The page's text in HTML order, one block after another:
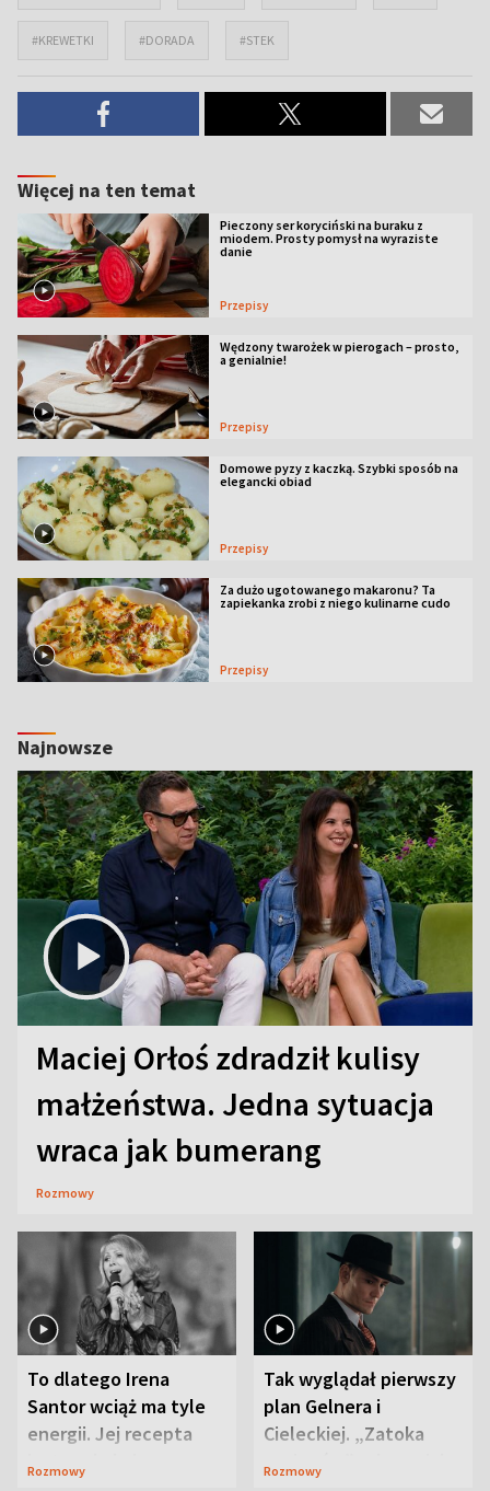
#KREWETKI #DORADA #STEK
Więcej na ten temat
Pieczony ser koryciński na buraku z
miodem. Prosty pomysł na wyraziste
danie
Przepisy
Wędzony twarożek w pierogach – prosto,
a genialnie!
Przepisy
Domowe pyzy z kaczką. Szybki sposób na
elegancki obiad
Przepisy
Za dużo ugotowanego makaronu? Ta
zapiekanka zrobi z niego kulinarne cudo
Przepisy
Najnowsze
Maciej Orłoś zdradził kulisy
małżeństwa. Jedna sytuacja
wraca jak bumerang
Rozmowy
To dlatego Irena
Santor wciąż ma tyle
energii. Jej recepta
jest zaskakująco
Rozmowy
Tak wyglądał pierwszy
plan Gelnera i
Cieleckiej. „Zatoka
szpiegów” od razu ich
Rozmowy